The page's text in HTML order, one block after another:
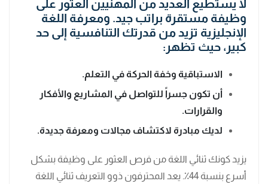
لا يستطيع العديد من المهنيين العثور على
وظيفة مستقرة براتب جيد. ومعرفة اللغة
الإنجليزية تزيد من قدرتك التنافسية إلى حد
كبير، حيث تظهر:
الاستباقية وخفة الحركة في التعلم.
أن تكون جسراً للتواصل في المشاريع والأفكار
والقرارات.
لديك مبادرة لاكتشاف مجالات ومعرفة جديدة.
يزيد كونك ثنائي اللغة من فرص العثور على وظيفة بشكل
أسرع بنسبة 44٪. يعد المحترفون ذوو التعريف ثنائي اللغة